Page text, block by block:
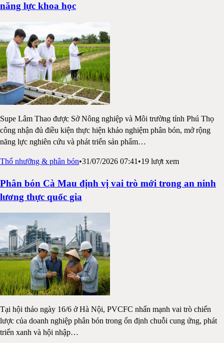
năng lực khoa học
Supe Lâm Thao được Sở Nông nghiệp và Môi trường tỉnh Phú Thọ
công nhận đủ điều kiện thực hiện khảo nghiệm phân bón, mở rộng
năng lực nghiên cứu và phát triển sản phẩm…
Thổ nhưỡng & phân bón•31/07/2026 07:41 •19 lượt xem
Phân bón Cà Mau định vị vai trò mới trong an ninh
lương thực quốc gia
Tại hội thảo ngày 16/6 ở Hà Nội, PVCFC nhấn mạnh vai trò chiến
lược của doanh nghiệp phân bón trong ổn định chuỗi cung ứng, phát
triển xanh và hội nhập…